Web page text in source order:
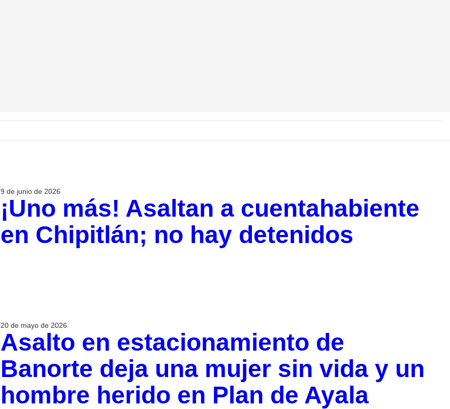
9 de junio de 2026
¡Uno más! Asaltan a cuentahabiente
en Chipitlán; no hay detenidos
20 de mayo de 2026
Asalto en estacionamiento de
Banorte deja una mujer sin vida y un
hombre herido en Plan de Ayala